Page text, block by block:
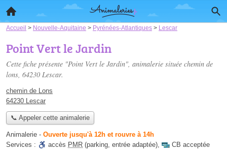
Accueil > Nouvelle-Aquitaine > Pyrénées-Atlantiques > Lescar
Point Vert le Jardin
Cette fiche présente "Point Vert le Jardin", animalerie située chemin de
lons, 64230 Lescar.
chemin de Lons
64230 Lescar
📞 Appeler cette animalerie
Animalerie - Ouverte jusqu'à 12h et rouvre à 14h
Services :
accès PMR (parking, entrée adaptée), CB acceptée